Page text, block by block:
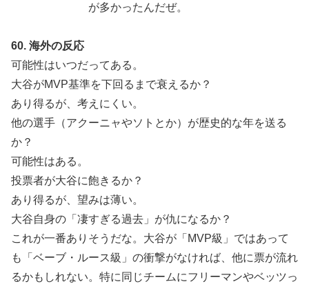
が多かったんだぜ。
60. 海外の反応
可能性はいつだってある。
大谷がMVP基準を下回るまで衰えるか？
あり得るが、考えにくい。
他の選手（アクーニャやソトとか）が歴史的な年を送る
か？
可能性はある。
投票者が大谷に飽きるか？
あり得るが、望みは薄い。
大谷自身の「凄すぎる過去」が仇になるか？
これが一番ありそうだな。大谷が「MVP級」ではあって
も「ベーブ・ルース級」の衝撃がなければ、他に票が流れ
るかもしれない。特に同じチームにフリーマンやベッツっ